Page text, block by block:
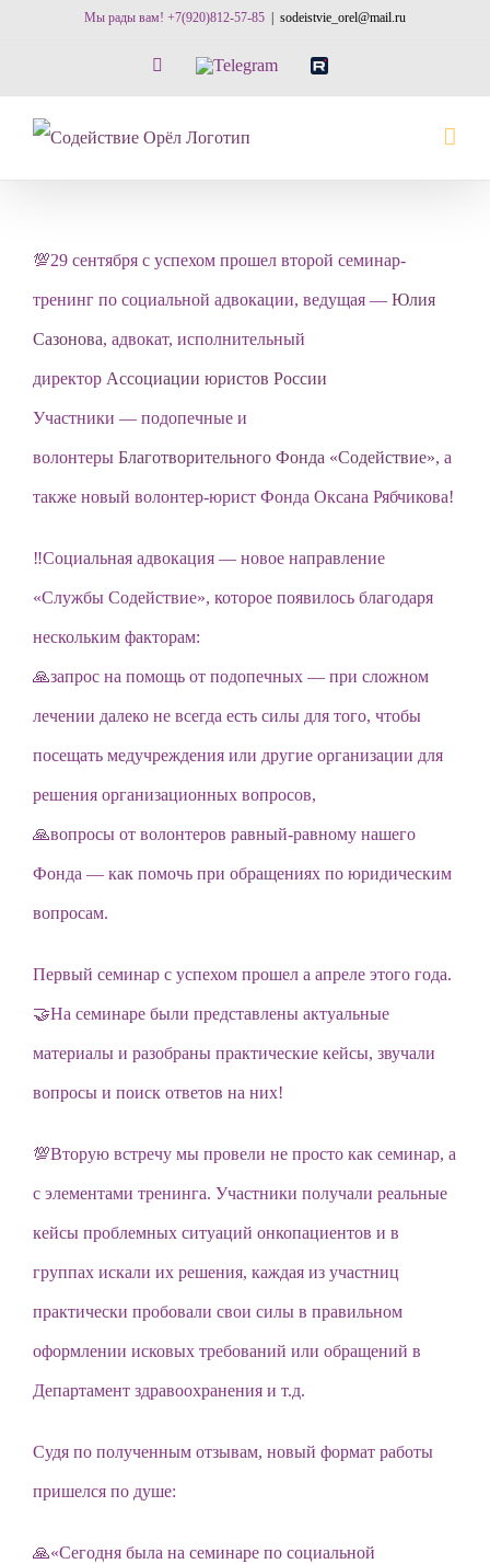
content
Мы рады вам! +7(920)812-57-85 sodeistvie_orel@mail.ru
Telegram RuTube
💯29 сентября с успехом прошел второй семинар-
тренинг по социальной адвокации, ведущая — Юлия
Сазонова, адвокат, исполнительный
директор Ассоциации юристов России
Участники — подопечные и
волонтеры Благотворительного Фонда «Содействие», а
также новый волонтер-юрист Фонда Оксана Рябчикова!
‼Социальная адвокация — новое направление
«Службы Содействие», которое появилось благодаря
нескольким факторам:
🙏запрос на помощь от подопечных — при сложном
лечении далеко не всегда есть силы для того, чтобы
посещать медучреждения или другие организации для
решения организационных вопросов,
🙏вопросы от волонтеров равный-равному нашего
Фонда — как помочь при обращениях по юридическим
вопросам.
Первый семинар с успехом прошел а апреле этого года.
🤝На семинаре были представлены актуальные
материалы и разобраны практические кейсы, звучали
вопросы и поиск ответов на них!
💯Вторую встречу мы провели не просто как семинар, а
с элементами тренинга. Участники получали реальные
кейсы проблемных ситуаций онкопациентов и в
группах искали их решения, каждая из участниц
практически пробовали свои силы в правильном
оформлении исковых требований или обращений в
Департамент здравоохранения и т.д.
Судя по полученным отзывам, новый формат работы
пришелся по душе:
🙏«Сегодня была на семинаре по социальной